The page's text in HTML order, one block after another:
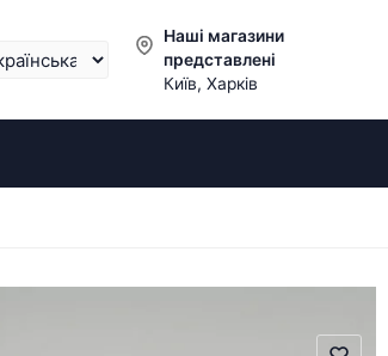
Наші магазини
представлені
Київ, Харків